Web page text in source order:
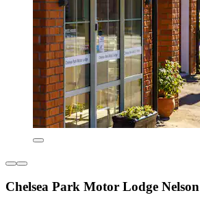
Chelsea Park Motor Lodge Nelson